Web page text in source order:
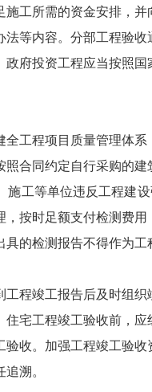
施工所需的资金安排，
等内容。分部工程验
府投资工程应当按照
全工程项目质量管理体
合同约定自行采购的
工等单位违反工程建
按时足额支付检测费
的检测报告不得作为工
工程竣工报告后及时组
宅工程竣工验收前，
收。加强工程竣工验
溯。